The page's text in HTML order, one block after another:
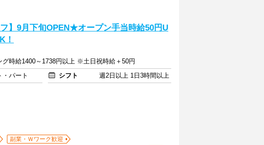
フ】9月下旬OPEN★オープン手当時給50円U
！
グ時給1400～1738円以上 ※土日祝時給＋50円
・パート シフト
週2日以上 1日3時間以上
副業・Ｗワーク歓迎